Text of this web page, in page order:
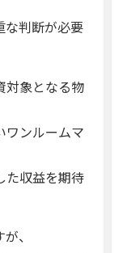
な判断が必要
対象となる物
ワンルームマ
た収益を期待
、